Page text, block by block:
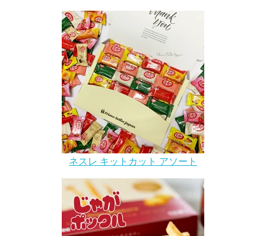
ネスレ キットカット アソート